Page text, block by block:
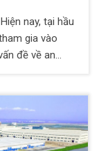
nay, tại hầu
gia vào
đề về an
THIÊN LONG
tin về dịch
lễ hội,....